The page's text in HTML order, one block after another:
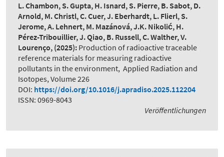
L. Chambon, S. Gupta, H. Isnard, S. Pierre, B. Sabot, D.
Arnold, M. Christl, C. Cuer, J. Eberhardt, L. Flierl, S.
Jerome, A. Lehnert, M. Mazánová, J.K. Nikolić, H.
Pérez-Tribouillier, J. Qiao, B. Russell, C. Walther, V.
Lourenço, (2025): Production of radioactive traceable
reference materials for measuring radioactive
pollutants in the environment, Applied Radiation and
Isotopes, Volume 226
DOI: https://doi.org/10.1016/j.apradiso.2025.112204
ISSN: 0969-8043
Veröffentlichungen